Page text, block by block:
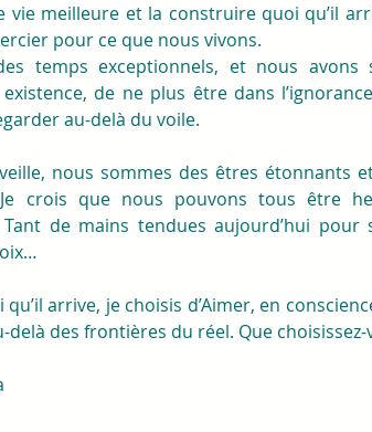
vie meilleure et la construire quoi qu’il
pour ce que nous vivons.
temps exceptionnels, et nous
de ne plus être dans
au-delà du voile.
nous sommes des êtres étonnants
crois que nous pouvons tous être
de mains tendues aujourd’hui
qu’il arrive, je choisis d’Aimer, en
des frontières du réel. Que choisissez-